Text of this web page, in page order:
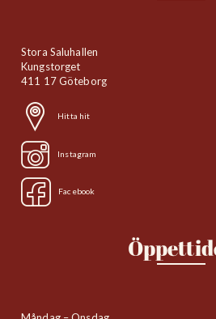
Stora Saluhallen
Kungstorget
411 17 Göteborg
Hitta hit
Instagram
Facebook